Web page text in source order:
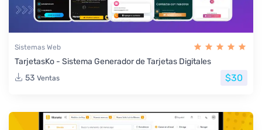
Sistemas Web
TarjetasKo - Sistema Generador de Tarjetas Digitales
53 Ventas $30